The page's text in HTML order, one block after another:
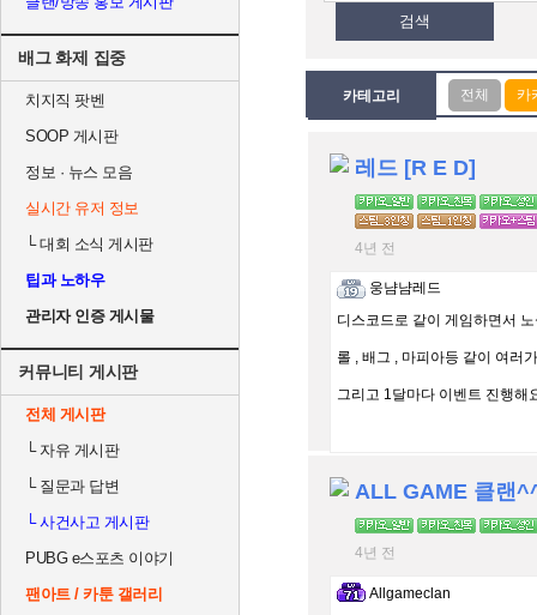
배그 화제 집중
치지직 팟벤
SOOP 게시판
정보 · 뉴스 모음
실시간 유저 정보
└대회 소식 게시판
팁과 노하우
관리자 인증 게시물
커뮤니티 게시판
전체 게시판
└자유 게시판
└질문과 답변
└사건사고 게시판
PUBG e스포츠 이야기
팬아트 / 카툰 갤러리
검색
카테고리
레드 [R E D]
4년 전
웅냠냠레드
디스코드로 같이 게임하면서
롤 , 배그 , 마피아등 같이 여러
그리고 1달마다 이벤트 진행해
ALL GAME 클랜
4년 전
Allgameclan